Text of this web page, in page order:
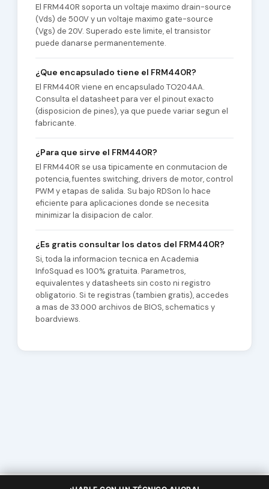
El FRM440R soporta un voltaje maximo drain-source
(Vds) de 500V y un voltaje maximo gate-source
(Vgs) de 20V. Superado este limite, el transistor
puede danarse permanentemente.
¿Que encapsulado tiene el FRM440R?
El FRM440R viene en encapsulado TO204AA.
Consulta el datasheet para ver el pinout exacto
(disposicion de pines), ya que puede variar segun el
fabricante.
¿Para que sirve el FRM440R?
El FRM440R se usa tipicamente en conmutacion de
potencia, fuentes switching, drivers de motor, control
PWM y etapas de salida. Su bajo RDSon lo hace
eficiente para aplicaciones donde se necesita
minimizar la disipacion de calor.
¿Es gratis consultar los datos del FRM440R?
Si, toda la informacion tecnica en Academia
InfoSquad es 100% gratuita. Parametros,
equivalentes y datasheets sin costo ni registro
obligatorio. Si te registras (tambien gratis), accedes
a mas de 33.000 archivos de BIOS, schematics y
boardviews.